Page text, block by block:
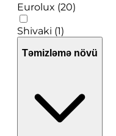
Eurolux (20)
Shivaki (1)
Təmizləmə növü